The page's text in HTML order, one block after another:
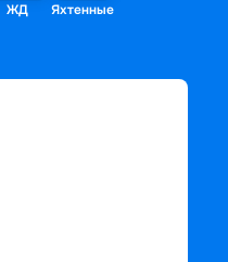
ЖД Яхтенные